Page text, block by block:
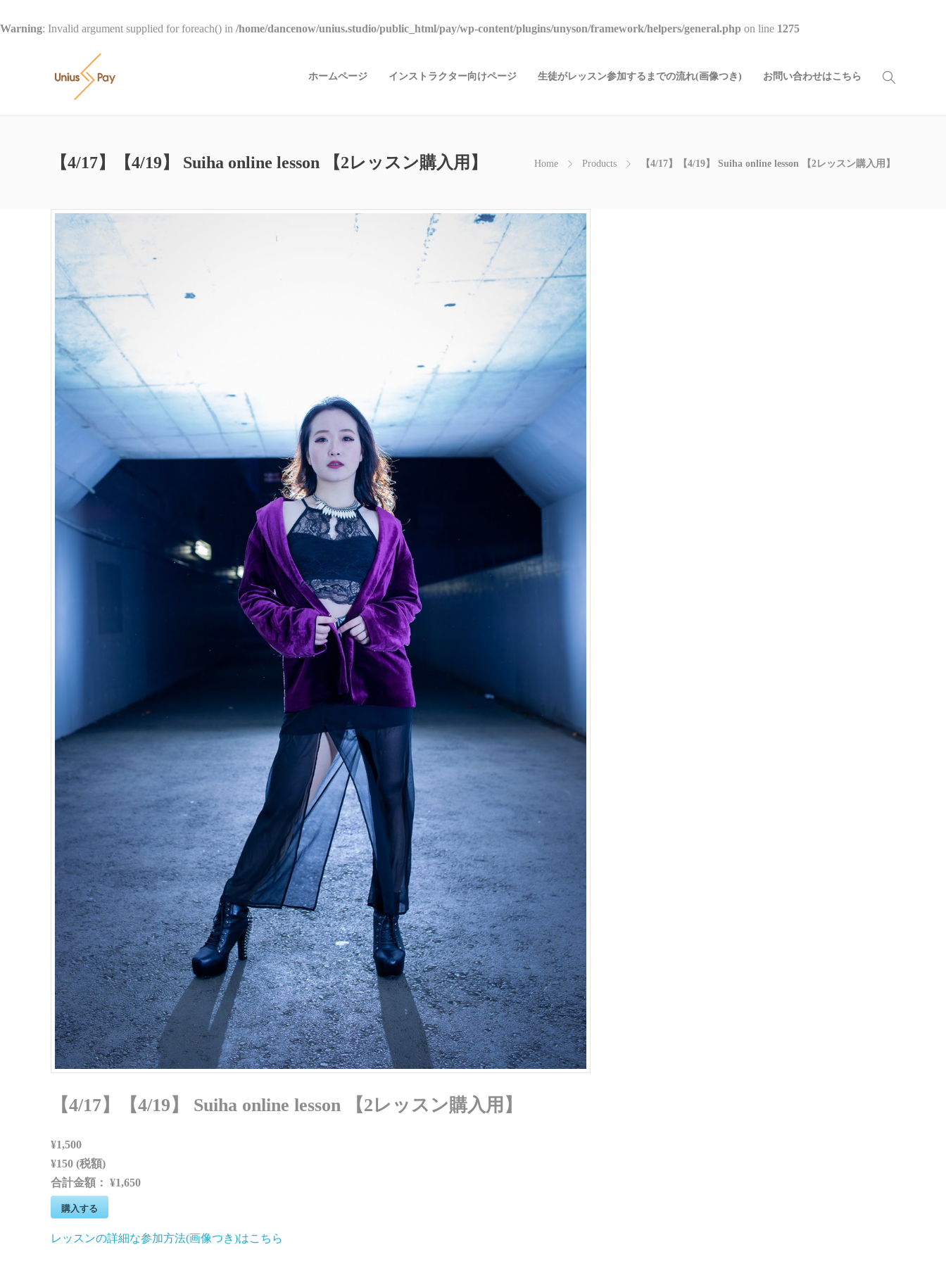
Warning: Invalid argument supplied for foreach() in /home/dancenow/unius.studio/public_html/pay/wp-content/plugins/unyson/framework/helpers/general.php on line 1275
ホームページ インストラクター向けページ 生徒がレッスン参加するまでの流れ(画像つき) お問い合わせはこちら
【4/17】【4/19】 Suiha online lesson 【2レッスン購入用】 Home Products 【4/17】【4/19】 Suiha online lesson 【2レッスン購入用】
【4/17】【4/19】 Suiha online lesson 【2レッスン購入用】
¥1,500
¥150 (税額)
合計金額： ¥1,650
購入する
レッスンの詳細な参加方法(画像つき)はこちら